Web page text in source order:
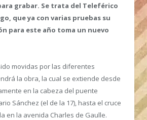
grabar. Se trata del Teleférico
que ya con varias pruebas su
para este año toma un nuevo
movidas por las diferentes
la obra, la cual se extiende desde
en la cabeza del puente
Sánchez (el de la 17), hasta el cruce
en la avenida Charles de Gaulle.